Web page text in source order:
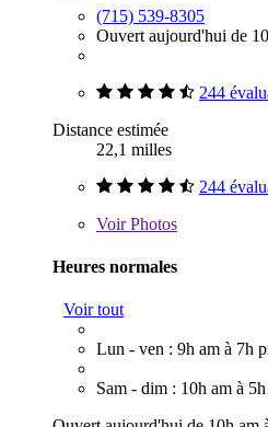
(715) 539-8305
Ouvert aujourd'hui de
244
Distance estimée
22,1 milles
244
VoirPhotos
Heures normales
Voir tout
Lun - ven : 9h am à 7h
Sam - dim : 10h am à